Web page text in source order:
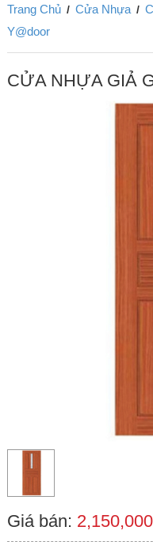
Trang Chủ / Cửa Nhựa /
Y@door
CỬA NHỰA GIẢ
Giá bán: